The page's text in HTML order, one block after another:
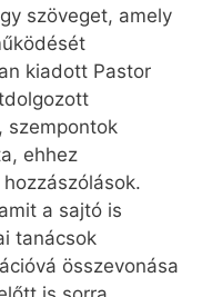
szöveget, amely
kiadott Pastor
szempontok
ehhez
a sajtó is
tanácsok
összevonása